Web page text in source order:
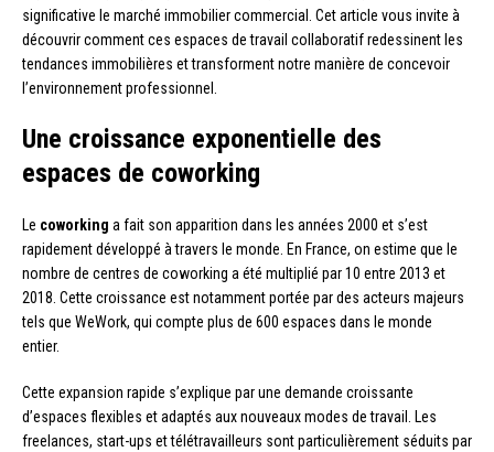
significative le marché immobilier commercial. Cet article vous invite à
découvrir comment ces espaces de travail collaboratif redessinent les
tendances immobilières et transforment notre manière de concevoir
l’environnement professionnel.
Une croissance exponentielle des
espaces de coworking
Le coworking a fait son apparition dans les années 2000 et s’est
rapidement développé à travers le monde. En France, on estime que le
nombre de centres de coworking a été multiplié par 10 entre 2013 et
2018. Cette croissance est notamment portée par des acteurs majeurs
tels que WeWork, qui compte plus de 600 espaces dans le monde
entier.
Cette expansion rapide s’explique par une demande croissante
d’espaces flexibles et adaptés aux nouveaux modes de travail. Les
freelances, start-ups et télétravailleurs sont particulièrement séduits par